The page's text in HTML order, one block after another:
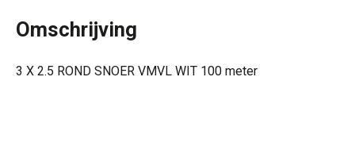
Omschrijving
3 X 2.5 ROND SNOER VMVL WIT 100 meter